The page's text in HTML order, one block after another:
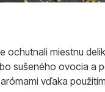
miestnu
sušeného ovocia
vďaka